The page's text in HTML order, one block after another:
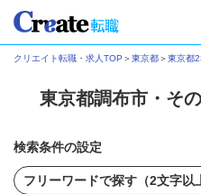
クリエイト転職・求人TOP ＞東京都＞東京都
東京都調布市・そ
検索条件の設定